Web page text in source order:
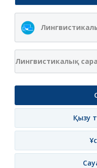
Лингвистикалық
Қызу